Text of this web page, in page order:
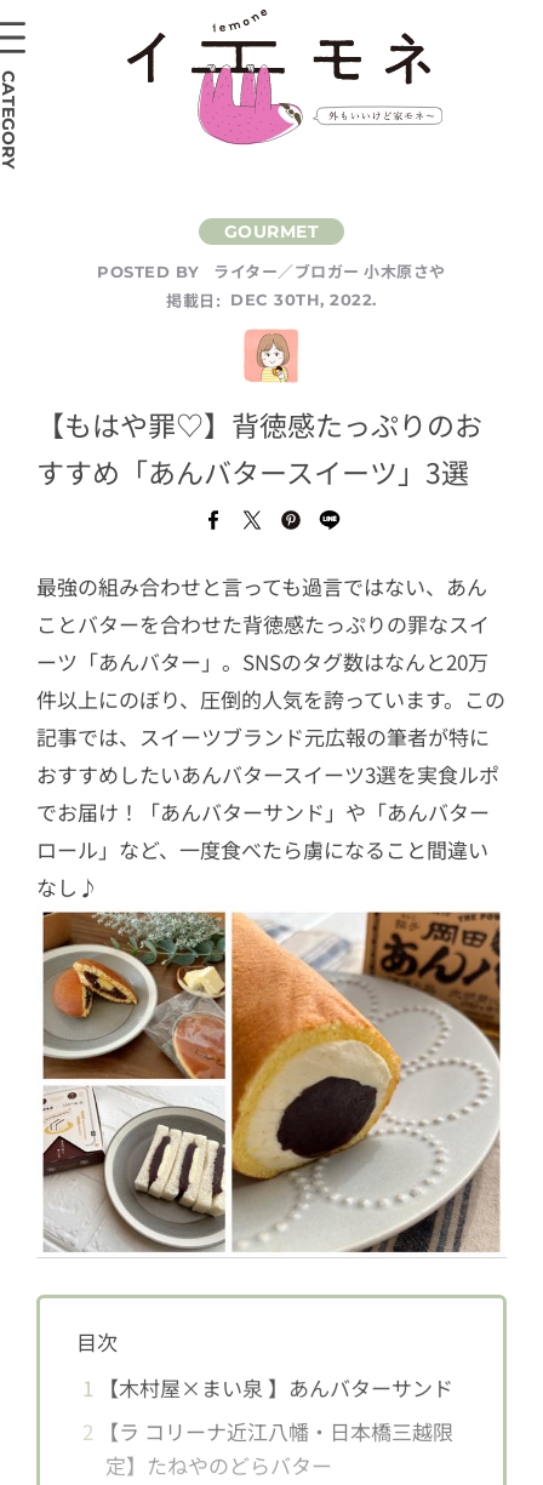
POSTED BY
ライター／ブロガー 小木原さや
掲載日:
DEC 30TH, 2022.
【もはや罪♡】背徳感たっぷりのお
すすめ「あんバタースイーツ」3選
最強の組み合わせと言っても過言ではない、あん
ことバターを合わせた背徳感たっぷりの罪なスイ
ーツ「あんバター」。SNSのタグ数はなんと20万
件以上にのぼり、圧倒的人気を誇っています。この
記事では、スイーツブランド元広報の筆者が特に
おすすめしたいあんバタースイーツ3選を実食ルポ
でお届け！「あんバターサンド」や「あんバター
ロール」など、一度食べたら虜になること間違い
なし♪
目次
1
【木村屋×まい泉 】あんバターサンド
2 【ラ コリーナ近江八幡・日本橋三越限
定】たねやのどらバター